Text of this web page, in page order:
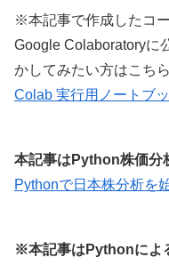
※本記事で作成したコ
Google Colaboratoryに
かしてみたい方はこち
Colab 実行用ノートブ
本記事はPython株価分
Pythonで日本株分析を
※本記事はPythonによ